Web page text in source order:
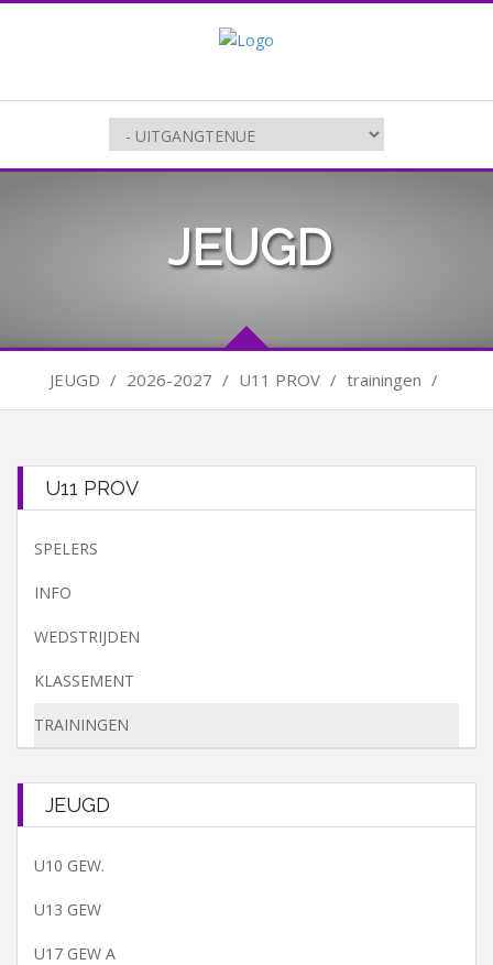
JEUGD
JEUGD / 2026-2027 / U11 PROV / trainingen /
U11 PROV
SPELERS
INFO
WEDSTRIJDEN
KLASSEMENT
TRAININGEN
JEUGD
U10 GEW.
U13 GEW
U17 GEW A